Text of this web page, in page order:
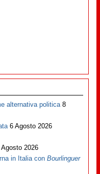
alternativa politica 8
6 Agosto 2026
Agosto 2026
in Italia conBourlinguer